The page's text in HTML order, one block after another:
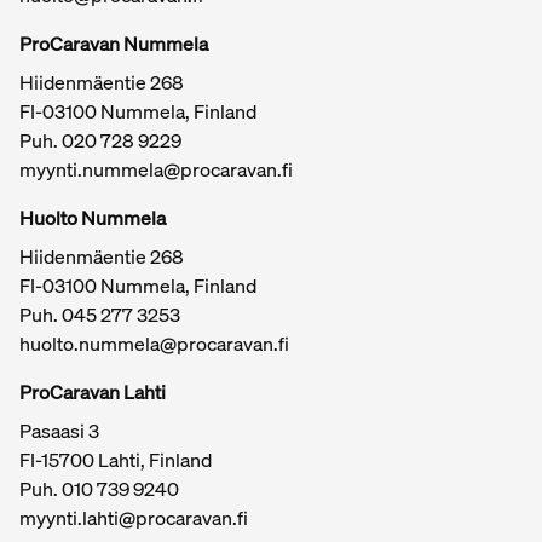
matkailuajoneuvomerkkejä, kuten:
Knaus
Tabbert
Rapido
CI
Etsitkö matkailuautoa Karkkilaan tai haluatko myydä
nykyisen? Ota yhteyttä ProCaravaniin – teemme
reilua.
Tärkeitä linkkejä / sivukartta
ProCaravan Nummela
Hiidenmäentie 268
FI-03100 Nummela, Finland
Puh.020 728 9229
myynti.nummela@procaravan.fi
Huolto Nummela
Hiidenmäentie 268
FI-03100 Nummela, Finland
Puh. 045 277 3253
huolto.nummela@procaravan.fi
ProCaravan Lahti
Pasaasi 3
FI-15700 Lahti, Finland
Puh.010 739 9240
myynti.lahti@procaravan.fi